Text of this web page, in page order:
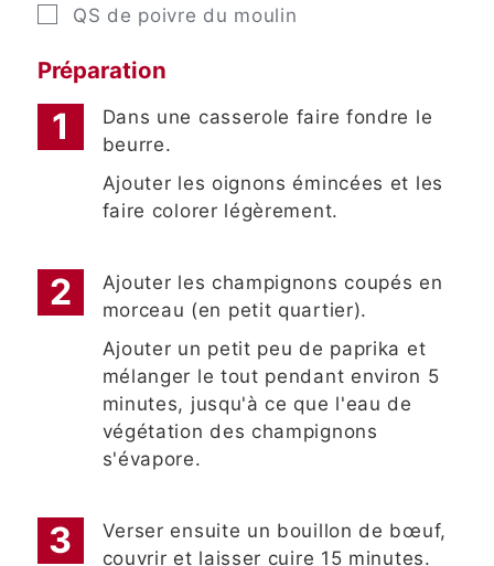
▢
QS de poivre du moulin
Préparation
Dans une casserole faire fondre le
beurre.
Ajouter les oignons émincées et les
faire colorer légèrement.
Ajouter les champignons coupés en
morceau (en petit quartier).
Ajouter un petit peu de paprika et
mélanger le tout pendant environ 5
minutes, jusqu'à ce que l'eau de
végétation des champignons
s'évapore.
Verser ensuite un bouillon de bœuf,
couvrir et laisser cuire 15 minutes.